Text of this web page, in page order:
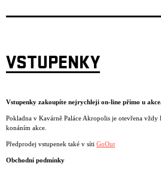
VSTUPENKY
Vstupenky zakoupíte nejrychleji on-line přímo u
Pokladna v Kavárně Paláce Akropolis je otevřena vždy
konáním akce.
Předprodej vstupenek také v síti GoOut
Obchodní podmínky